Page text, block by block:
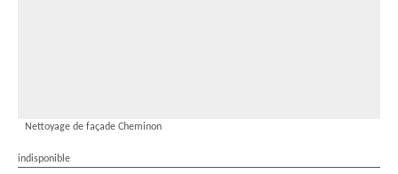
Nettoyage de façade Cheminon
indisponible